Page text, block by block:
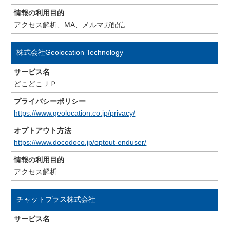
情報の利用目的
アクセス解析、MA、メルマガ配信
株式会社Geolocation Technology
サービス名
どこどこＪＰ
プライバシーポリシー
https://www.geolocation.co.jp/privacy/
オプトアウト方法
https://www.docodoco.jp/optout-enduser/
情報の利用目的
アクセス解析
チャットプラス株式会社
サービス名